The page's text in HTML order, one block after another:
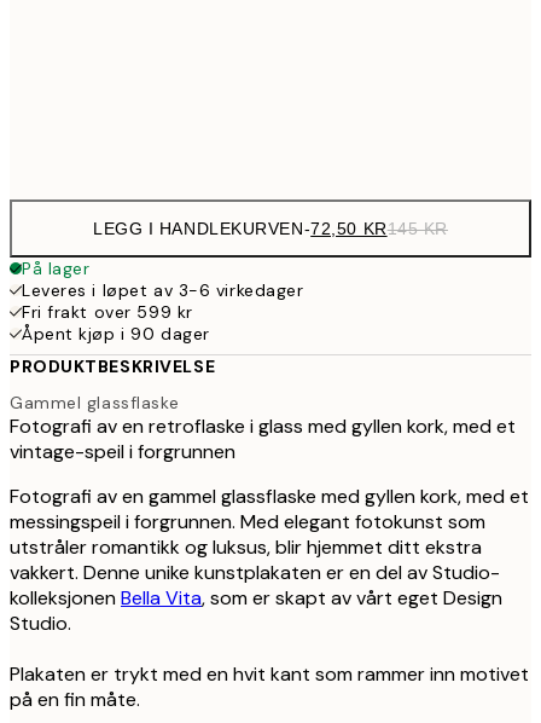
LEGG I HANDLEKURVEN-72,50 KR145 KR
På lager
Leveres i løpet av 3-6 virkedager
Fri frakt over 599 kr
Åpent kjøp i 90 dager
PRODUKTBESKRIVELSE
Gammel glassflaske
Fotografi av en retroflaske i glass med gyllen kork, med et
vintage-speil i forgrunnen
Fotografi av en gammel glassflaske med gyllen kork, med et
messingspeil i forgrunnen. Med elegant fotokunst som
utstråler romantikk og luksus, blir hjemmet ditt ekstra
vakkert. Denne unike kunstplakaten er en del av Studio-
kolleksjonenBella Vita, som er skapt av vårt eget Design
Studio.
Plakaten er trykt med en hvit kant som rammer inn motivet
på en fin måte.